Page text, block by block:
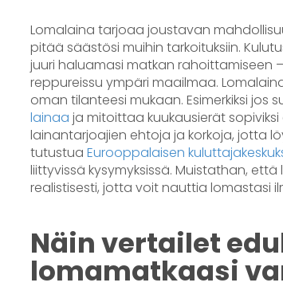
Lomalaina tarjoaa joustavan
pitää säästösi muihin tarkoituksiin.
juuri haluamasi matkan rahoittamiseen
reppureissu ympäri maailmaa.
oman tilanteesi mukaan. Esimerkiksi
lainaa ja mitoittaa kuukausierät
lainantarjoajien ehtoja ja korkoja, jotta
tutustua Eurooppalaisen
liittyvissä kysymyksissä. Muistathan,
realistisesti, jotta voit nauttia lomastasi
Näin vertailet
lomamatkaasi